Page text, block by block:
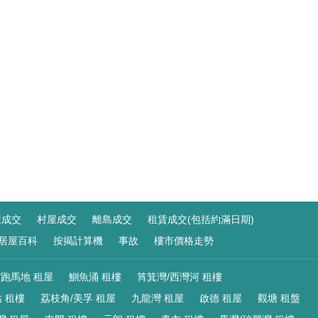
交 村屋成交 離島成交
租賃成交(包括約滿日期)
居屋百科 按揭計算機 事故 樓市價格走勢
馬地 租屋 鰂魚涌 租樓
筲箕灣/西灣河 租樓
租樓 荔枝角/美孚 租屋 九龍灣 租屋 啟德 租屋
觀塘 租盤